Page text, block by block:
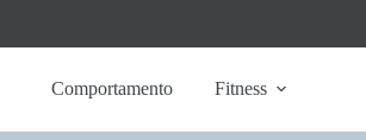
Comportamento Fitness